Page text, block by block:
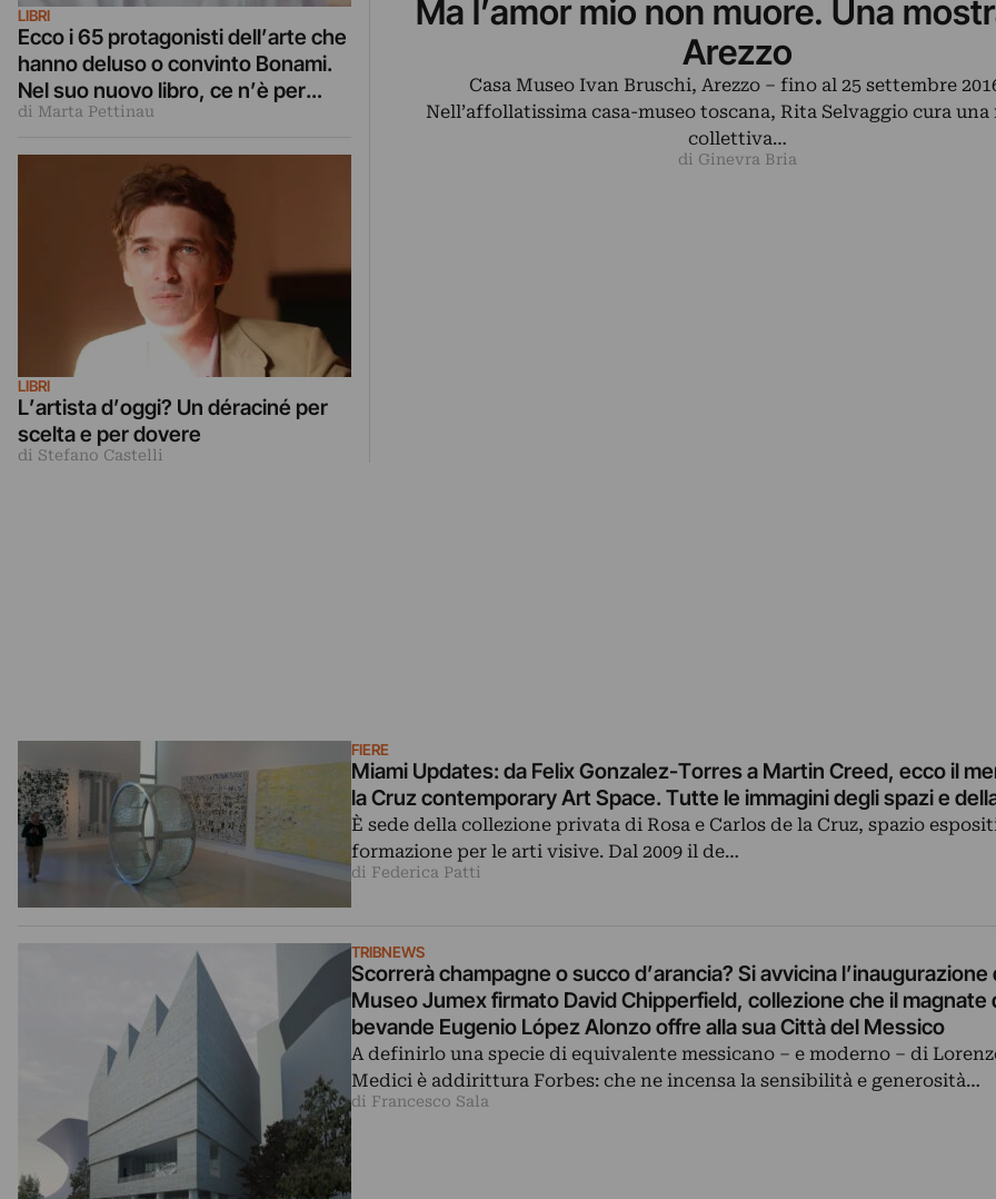
Ma l’amor mio non muore. Una
Arezzo
Casa Museo Ivan Bruschi, Arezzo – fino al 25 settembre
Nell’affollatissima casa-museo toscana, Rita Selvaggio cura una
collettiva…
di Ginevra Bria
LIBRI
Ecco i 65 protagonisti dell’arte che
hanno deluso o convinto Bonami.
Nel suo nuovo libro, ce n’è per
tutti: Gioni, Koons, Orozco e tanti
di Marta Pettinau
LIBRI
L’artista d’oggi? Un déraciné per
scelta e per dovere
di Stefano Castelli
FIERE
Miami Updates: da Felix Gonzalez-Torres a Martin Creed, ecco il
la Cruz contemporary Art Space. Tutte le immagini degli spazi e
È sede della collezione privata di Rosa e Carlos de la Cruz, spazio
formazione per le arti visive. Dal 2009 il de…
di Federica Patti
TRIBNEWS
Scorrerà champagne o succo d’arancia? Si avvicina l’inaugurazione
Museo Jumex firmato David Chipperfield, collezione che il magnate
bevande Eugenio López Alonzo offre alla sua Città del Messico
A definirlo una specie di equivalente messicano – e moderno – di
Medici è addirittura Forbes: che ne incensa la sensibilità e generosità…
di Francesco Sala